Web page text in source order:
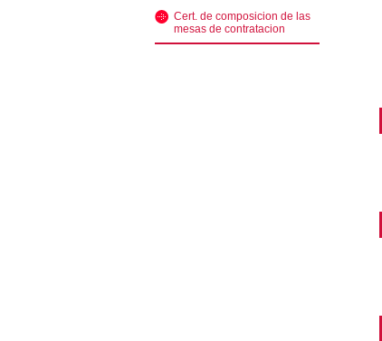
Cert. de composicion de las
mesas de contratacion